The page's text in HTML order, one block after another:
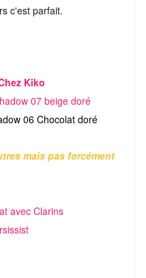
c'est parfait.
Kiko
07 beige doré
06 Chocolat doré
mais pas forcément
avec Clarins